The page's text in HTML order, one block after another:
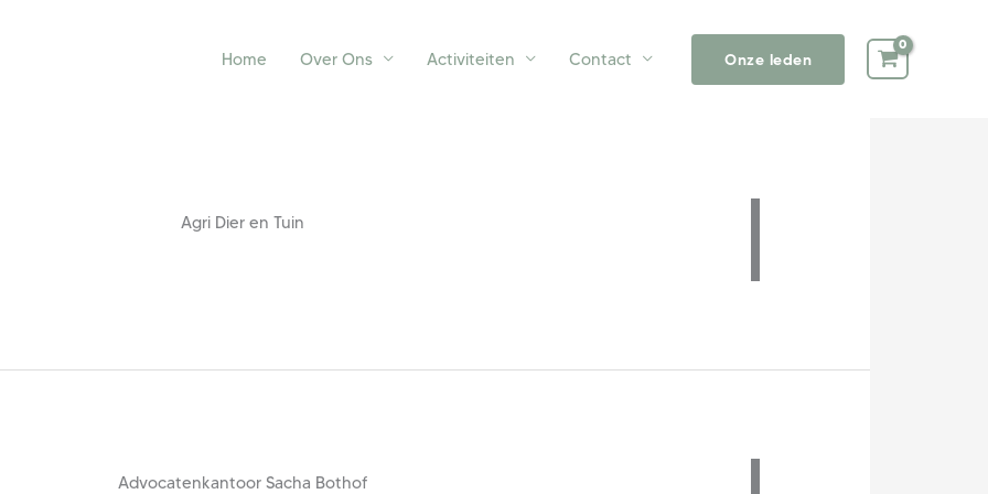
Home Over Ons Activiteiten Contact Onze leden
Agri Dier en Tuin
Advocatenkantoor Sacha Bothof